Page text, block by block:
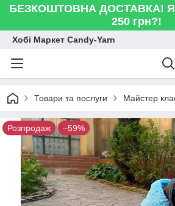
БЕЗКОШТОВНА ДОСТАВКА!
250 грн?!
Хобі Маркет Candy-Yarn
Товари та послуги Майстер
Розпродаж –59%